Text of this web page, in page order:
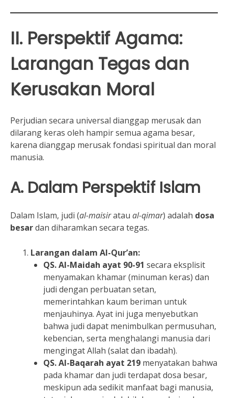
II. Perspektif Agama:
Larangan Tegas dan
Kerusakan Moral
Perjudian secara universal dianggap merusak dan
dilarang keras oleh hampir semua agama besar,
karena dianggap merusak fondasi spiritual dan moral
manusia.
A. Dalam Perspektif Islam
Dalam Islam, judi (al-maisiratau al-qimar) adalah dosa
besardan diharamkan secara tegas.
Larangan dalam Al-Qur’an:
QS. Al-Maidah ayat 90-91 secara eksplisit
menyamakan khamar (minuman keras) dan
judi dengan perbuatan setan,
memerintahkan kaum beriman untuk
menjauhinya. Ayat ini juga menyebutkan
bahwa judi dapat menimbulkan permusuhan,
kebencian, serta menghalangi manusia dari
mengingat Allah (salat dan ibadah).
QS. Al-Baqarah ayat 219 menyatakan bahwa
pada khamar dan judi terdapat dosa besar,
meskipun ada sedikit manfaat bagi manusia,